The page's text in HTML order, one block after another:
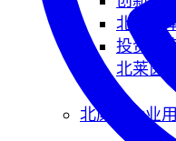
北威州
投资地
北莱茵-
北威州企业